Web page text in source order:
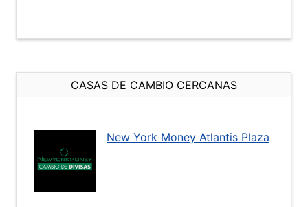
CASAS DE CAMBIO CERCANAS
New York Money Atlantis Plaza